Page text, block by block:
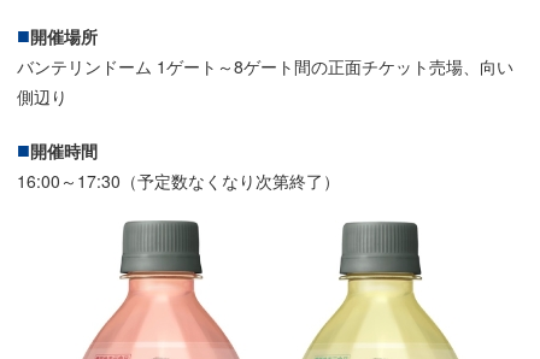
開催場所
バンテリンドーム 1ゲート～8ゲート間の正面チケット売場、向い
側辺り
開催時間
16:00～17:30（予定数なくなり次第終了）